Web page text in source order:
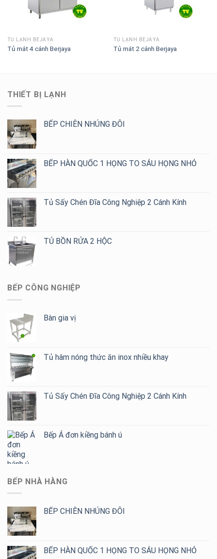
TỦ LẠNH BEJAYA
Tủ mát 4 cánh Berjaya
TỦ LẠNH BEJAYA
Tủ mát 2 cánh Berjaya
THIẾT BỊ LẠNH
BẾP CHIÊN NHÚNG ĐÔI
BẾP HÀN QUỐC 1 HỌNG TO SÁU HỌNG NHỎ
Tủ Sấy Chén Đĩa Công Nghiệp 2 Cánh Kính
TỦ BỒN RỬA 2 HỘC
BẾP CÔNG NGHIỆP
Bàn gia vị
Tủ hâm nóng thức ăn inox nhiều khay
Tủ Sấy Chén Đĩa Công Nghiệp 2 Cánh Kính
Bếp Á đơn kiềng bánh ú
BẾP NHÀ HÀNG
BẾP CHIÊN NHÚNG ĐÔI
BẾP HÀN QUỐC 1 HỌNG TO SÁU HỌNG NHỎ